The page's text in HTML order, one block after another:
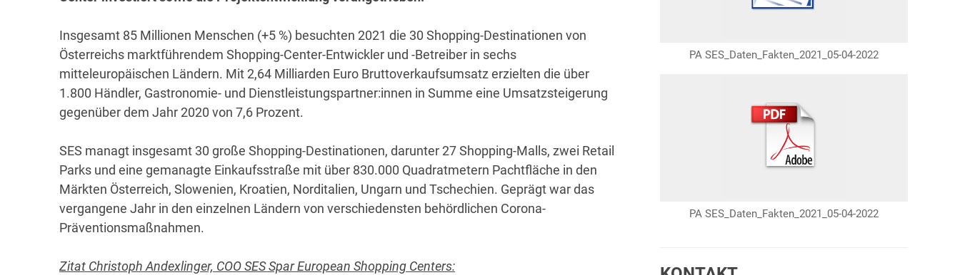
Insgesamt 85 Millionen Menschen (+5 %) besuchten 2021 die 30 Shopping-Destinationen von
Österreichs marktführendem Shopping-Center-Entwickler und -Betreiber in sechs
mitteleuropäischen Ländern. Mit 2,64 Milliarden Euro Bruttoverkaufsumsatz erzielten die über
1.800 Händler, Gastronomie- und Dienstleistungspartner:innen in Summe eine Umsatzsteigerung
gegenüber dem Jahr 2020 von 7,6 Prozent.
SES managt insgesamt 30 große Shopping-Destinationen, darunter 27 Shopping-Malls, zwei Retail
Parks und eine gemanagte Einkaufsstraße mit über 830.000 Quadratmetern Pachtfläche in den
Märkten Österreich, Slowenien, Kroatien, Norditalien, Ungarn und Tschechien. Geprägt war das
vergangene Jahr in den einzelnen Ländern von verschiedensten behördlichen Corona-
Präventionsmaßnahmen.
Zitat Christoph Andexlinger, COO SES Spar European Shopping Centers:
PA SES_Daten_Fakten_2021_05-04-2022
PA SES_Daten_Fakten_2021_05-04-2022